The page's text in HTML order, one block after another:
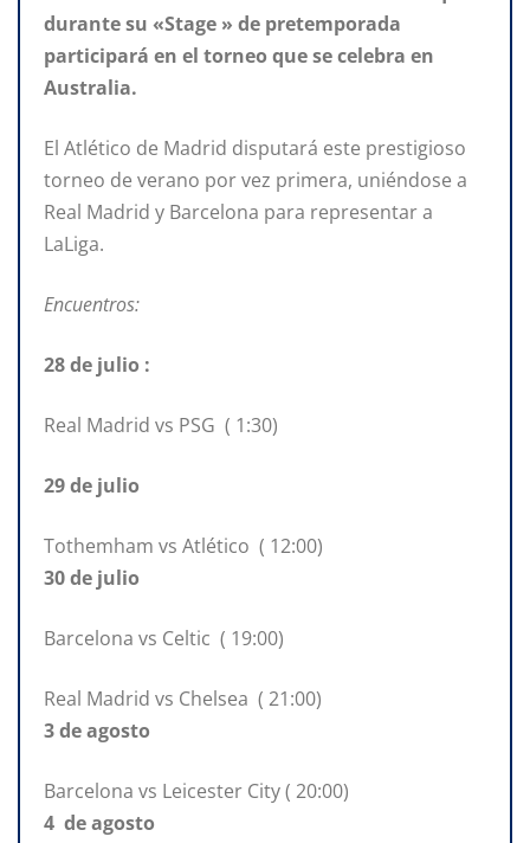
durante su «Stage » de pretemporada
participará en el torneo que se celebra en
Australia.
El Atlético de Madrid disputará este prestigioso
torneo de verano por vez primera, uniéndose a
Real Madrid y Barcelona para representar a
LaLiga.
Encuentros:
28 de julio :
Real Madrid vs PSG ( 1:30)
29 de julio
Tothemham vs Atlético ( 12:00)
30 de julio
Barcelona vs Celtic ( 19:00)
Real Madrid vs Chelsea ( 21:00)
3 de agosto
Barcelona vs Leicester City ( 20:00)
4 de agosto